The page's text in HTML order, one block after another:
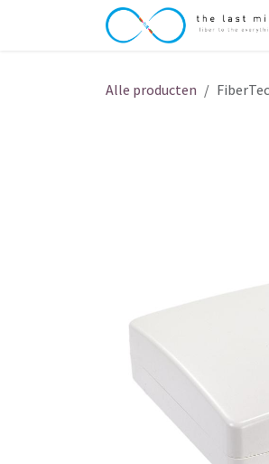
Overslaan naar inhoud
Alle producten